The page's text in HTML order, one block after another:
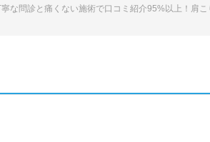
問診と痛くない施術で口コミ紹介95%以上！肩